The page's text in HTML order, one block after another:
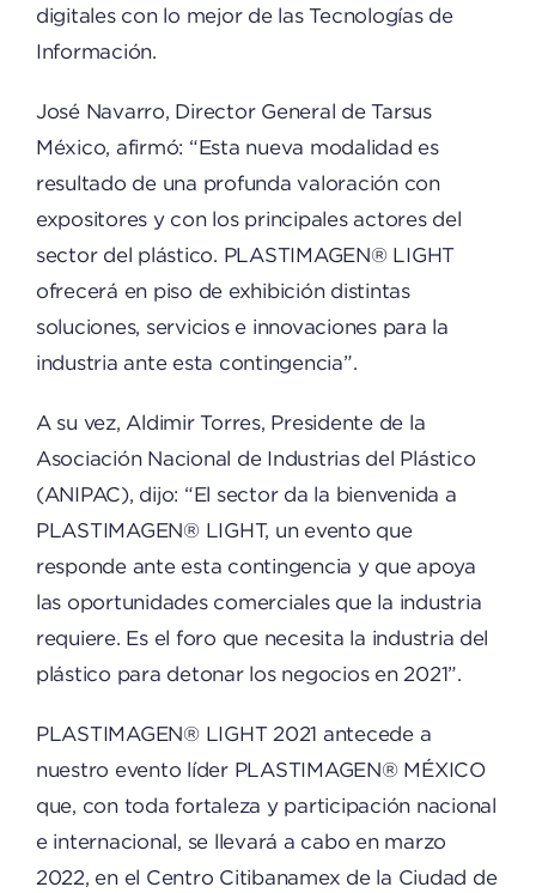
digitales con lo mejor de las Tecnologías de
Información.
José Navarro, Director General de Tarsus
México, afirmó: “Esta nueva modalidad es
resultado de una profunda valoración con
expositores y con los principales actores del
sector del plástico. PLASTIMAGEN® LIGHT
ofrecerá en piso de exhibición distintas
soluciones, servicios e innovaciones para la
industria ante esta contingencia”.
A su vez, Aldimir Torres, Presidente de la
Asociación Nacional de Industrias del Plástico
(ANIPAC), dijo: “El sector da la bienvenida a
PLASTIMAGEN® LIGHT, un evento que
responde ante esta contingencia y que apoya
las oportunidades comerciales que la industria
requiere. Es el foro que necesita la industria del
plástico para detonar los negocios en 2021”.
PLASTIMAGEN® LIGHT 2021 antecede a
nuestro evento líder PLASTIMAGEN® MÉXICO
que, con toda fortaleza y participación nacional
e internacional, se llevará a cabo en marzo
2022, en el Centro Citibanamex de la Ciudad de